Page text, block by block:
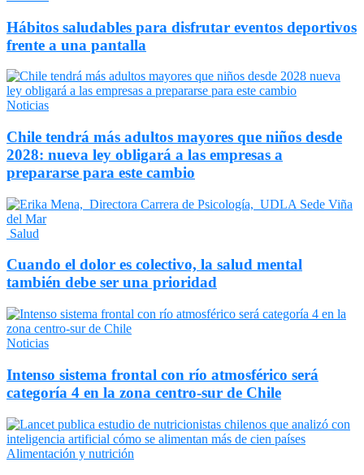
Hábitos saludables para disfrutar eventos deportivos
frente a una pantalla
Noticias
Chile tendrá más adultos mayores que niños desde
2028: nueva ley obligará a las empresas a
prepararse para este cambio
Salud
Cuando el dolor es colectivo, la salud mental
también debe ser una prioridad
Noticias
Intenso sistema frontal con río atmosférico será
categoría 4 en la zona centro-sur de Chile
Alimentación y nutrición